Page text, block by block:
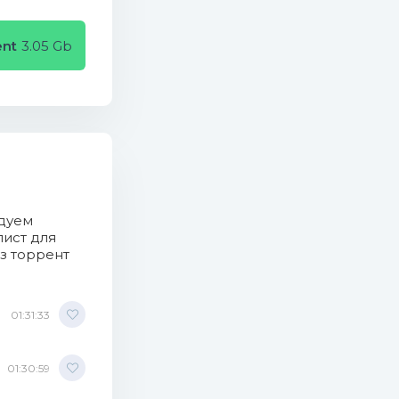
страны
3.05 Gb
для
торрент
01:31:33
01:30:59